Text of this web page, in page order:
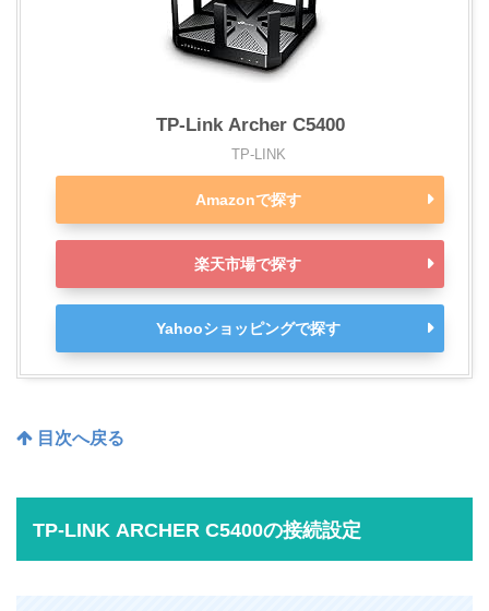
TP-Link Archer C5400
TP-LINK
Amazonで探す
楽天市場で探す
Yahooショッピングで探す
目次へ戻る
TP-LINK ARCHER C5400の接続設定